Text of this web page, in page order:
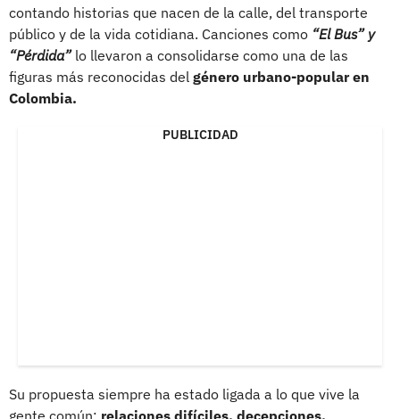
contando historias que nacen de la calle, del transporte
público y de la vida cotidiana. Canciones como “El Bus” y
“Pérdida”lo llevaron a consolidarse como una de las
figuras más reconocidas del género urbano-popular en
Colombia.
PUBLICIDAD
Su propuesta siempre ha estado ligada a lo que vive la
gente común: relaciones difíciles, decepciones,